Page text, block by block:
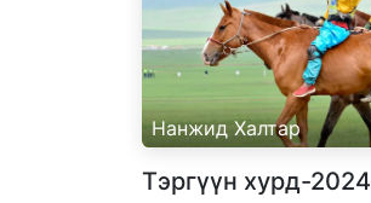
Нанжид Халтар
Тэргүүн хурд-